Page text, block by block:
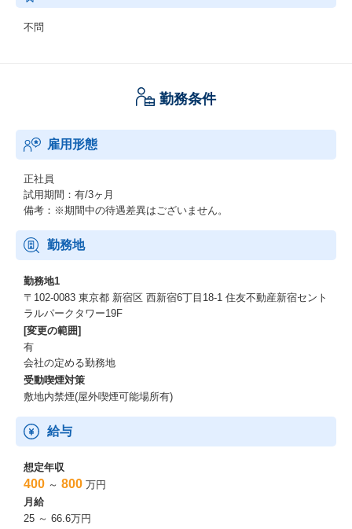
不問
勤務条件
雇用形態
正社員
試用期間：有/3ヶ月
備考：※期間中の待遇差異はございません。
勤務地
勤務地1
〒102-0083 東京都 新宿区 西新宿6丁目18-1 住友不動産新宿セント
ラルパークタワー19F
[変更の範囲]
有
会社の定める勤務地
受動喫煙対策
敷地内禁煙(屋外喫煙可能場所有)
給与
想定年収
400 ～ 800 万円
月給
25 ～ 66.6万円